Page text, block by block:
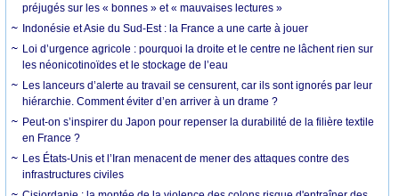
préjugés sur les « bonnes » et « mauvaises lectures »
Indonésie et Asie du Sud-Est : la France a une carte à jouer
Loi d’urgence agricole : pourquoi la droite et le centre ne lâchent rien sur
les néonicotinoïdes et le stockage de l’eau
Les lanceurs d’alerte au travail se censurent, car ils sont ignorés par leur
hiérarchie. Comment éviter d’en arriver à un drame ?
Peut-on s’inspirer du Japon pour repenser la durabilité de la filière textile
en France ?
Les États-Unis et l’Iran menacent de mener des attaques contre des
infrastructures civiles